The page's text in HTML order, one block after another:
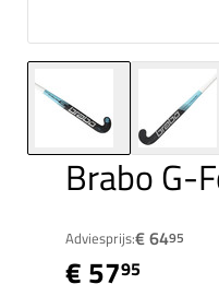
Brabo G-
Adviesprijs:€ 6495
€ 5795